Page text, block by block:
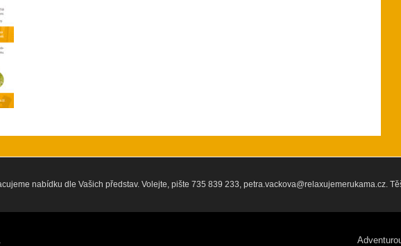
nabídku dle Vašich představ. Volejte, pište 735 839 233, petra.vackova@relaxujemerukama.cz.